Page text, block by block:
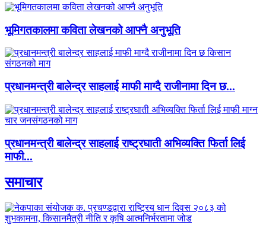
भूमिगतकालमा कविता लेखनको आफ्नै अनुभूति
प्रधानमन्त्री बालेन्द्र साहलाई माफी माग्दै राजीनामा दिन छ...
प्रधानमन्त्री बालेन्द्र साहलाई राष्ट्रघाती अभिव्यक्ति फिर्ता लिई
माफी...
समाचार